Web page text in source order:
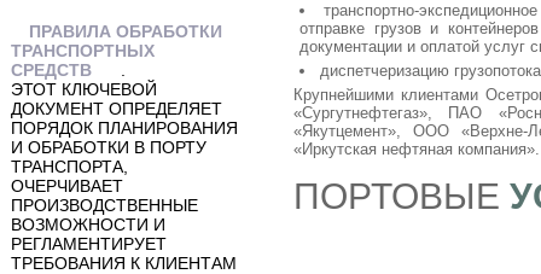
транспортно-
отправке грузов и
документации и оплатой услуг
диспетчеризацию
Крупнейшими клиентами
«Сургутнефтегаз», ПАО
«Якутцемент», ООО «Верхне-
«Иркутская нефтяная компания».
ПОРТОВЫЕ
ПРАВИЛА ОБРАБОТКИ
ТРАНСПОРТНЫХ
СРЕДСТВ
ЭТОТ КЛЮЧЕВОЙ
ДОКУМЕНТ ОПРЕДЕЛЯЕТ
ПОРЯДОК ПЛАНИРОВАНИЯ
И ОБРАБОТКИ В ПОРТУ
ТРАНСПОРТА,
ОЧЕРЧИВАЕТ
ПРОИЗВОДСТВЕННЫЕ
ВОЗМОЖНОСТИ И
РЕГЛАМЕНТИРУЕТ
ТРЕБОВАНИЯ К КЛИЕНТАМ